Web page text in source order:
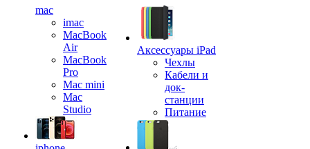
mac
imac
MacBook
Air
MacBook
Pro
Mac mini
Mac
Studio
Аксессуары iPad
Чехлы
Кабели и
док-
станции
Питание